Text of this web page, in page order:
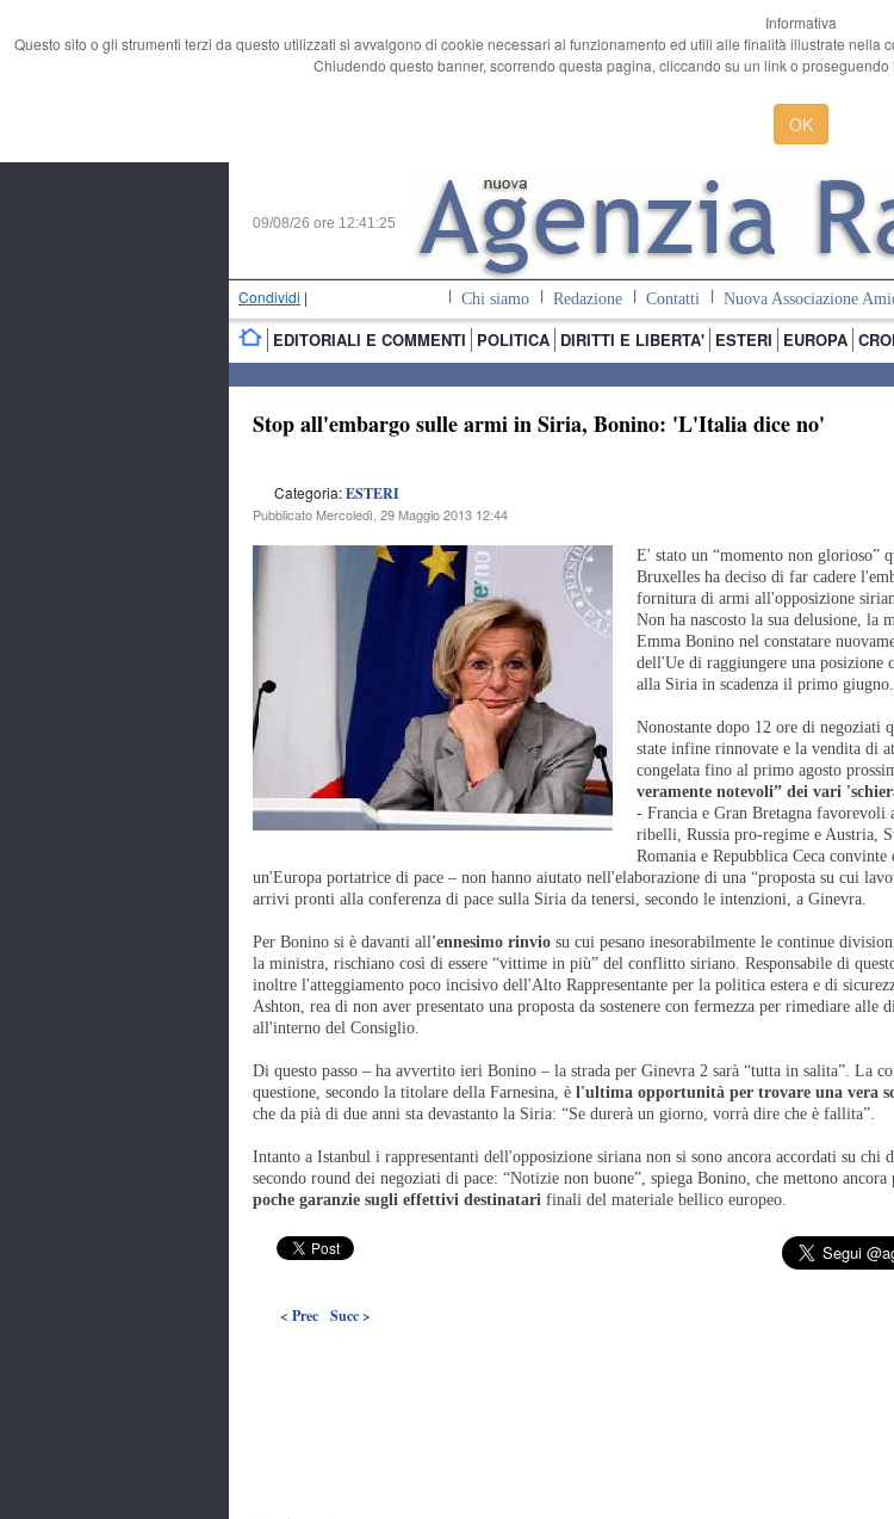
Informativa
Questo sito o gli strumenti terzi da questo utilizzati si avvalgono di cookie necessari al funzionamento ed utili alle finalità illustrate
Chiudendo questo banner, scorrendo questa pagina, cliccando su un link o
OK
09/08/26 ore 12:41:26
Condividi | Chi siamo Redazione Contatti Nuova Associazione
EDITORIALI E COMMENTI POLITICA DIRITTI E LIBERTA' ESTERI EUROPA
Stop all'embargo sulle armi in Siria, Bonino: 'L'Italia dice no'
Categoria:ESTERI
Pubblicato Mercoledì, 29 Maggio 2013 12:44
E' stato un “momento non glorioso”
Bruxelles ha deciso di far cadere
fornitura di armi all'opposizione
Non ha nascosto la sua delusione, la
Emma Bonino nel constatare
dell'Ue di raggiungere una posizione
alla Siria in scadenza il primo giugno.
Nonostante dopo 12 ore di negoziati
state infine rinnovate e la vendita di
congelata fino al primo agosto
veramente notevoli” dei vari
- Francia e Gran Bretagna
ribelli, Russia pro-regime e Austria,
Romania e Repubblica Ceca convinte
un'Europa portatrice di pace – non hanno aiutato nell'elaborazione di una “proposta su cui
arrivi pronti alla conferenza di pace sulla Siria da tenersi, secondo le intenzioni, a Ginevra.
Per Bonino si è davanti all'ennesimo rinvio su cui pesano inesorabilmente le continue
la ministra, rischiano così di essere “vittime in più” del conflitto siriano. Responsabile di
inoltre l'atteggiamento poco incisivo dell'Alto Rappresentante per la politica estera e di
Ashton, rea di non aver presentato una proposta da sostenere con fermezza per rimediare alle
all'interno del Consiglio.
Di questo passo – ha avvertito ieri Bonino – la strada per Ginevra 2 sarà “tutta in salita”. La
questione, secondo la titolare della Farnesina, è l'ultima opportunità per trovare una vera
che da pià di due anni sta devastanto la Siria: “Se durerà un giorno, vorrà dire che è fallita”.
Intanto a Istanbul i rappresentanti dell'opposizione siriana non si sono ancora accordati su chi
secondo round dei negoziati di pace: “Notizie non buone”, spiega Bonino, che mettono
poche garanzie sugli effettivi destinatari finali del materiale bellico europeo.
< Prec Succ >